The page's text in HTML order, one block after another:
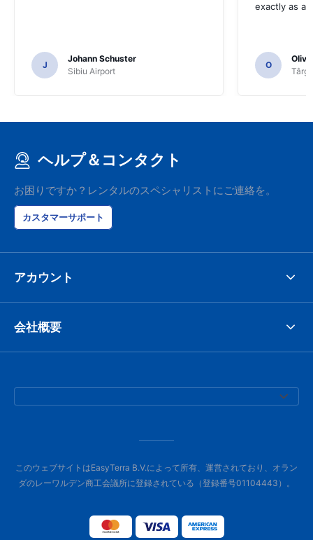
J
Johann Schuster
Sibiu Airport
exactly as
O
ヘルプ＆コンタクト
お困りですか？レンタルのスペシャリストにご連絡を。
カスタマーサポート
アカウント
会社概要
このウェブサイトはEasyTerra B.V.によって所有、運営されており、オラン
ダのレーワルデン商工会議所に登録されている（登録番号01104443）。